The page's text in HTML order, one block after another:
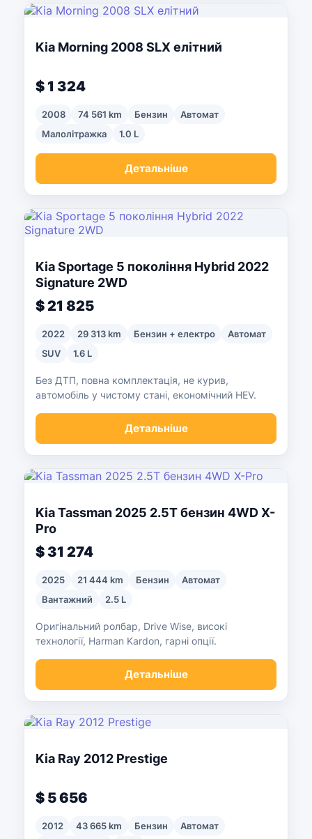
Kia Morning 2008 SLX елітний
$ 1 324
2008 74 561 km Бензин
Автомат
Малолітражка
1.0 L
Детальніше
Kia Sportage 5 покоління Hybrid 2022
Signature 2WD
$ 21 825
2022 29 313 km Бензин + електро
Автомат
SUV
1.6 L
Без ДТП, повна комплектація, не курив,
автомобіль у чистому стані, економічний HEV.
Детальніше
Kia Tassman 2025 2.5T бензин 4WD X-
Pro
$ 31 274
2025 21 444 km Бензин
Автомат
Вантажний
2.5 L
Оригінальний ролбар, Drive Wise, високі
технології, Harman Kardon, гарні опції.
Детальніше
Kia Ray 2012 Prestige
$ 5 656
2012 43 665 km Бензин
Автомат